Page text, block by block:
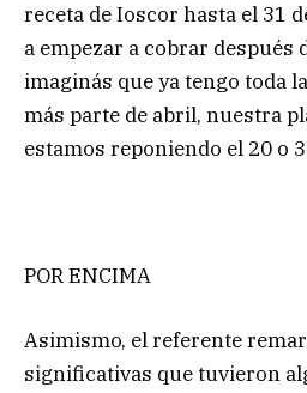
receta de Ioscor hasta el 31
a empezar a cobrar después
imaginás que ya tengo toda
más parte de abril, nuestra
estamos reponiendo el 20 o
POR ENCIMA
Asimismo, el referente
significativas que tuvieron